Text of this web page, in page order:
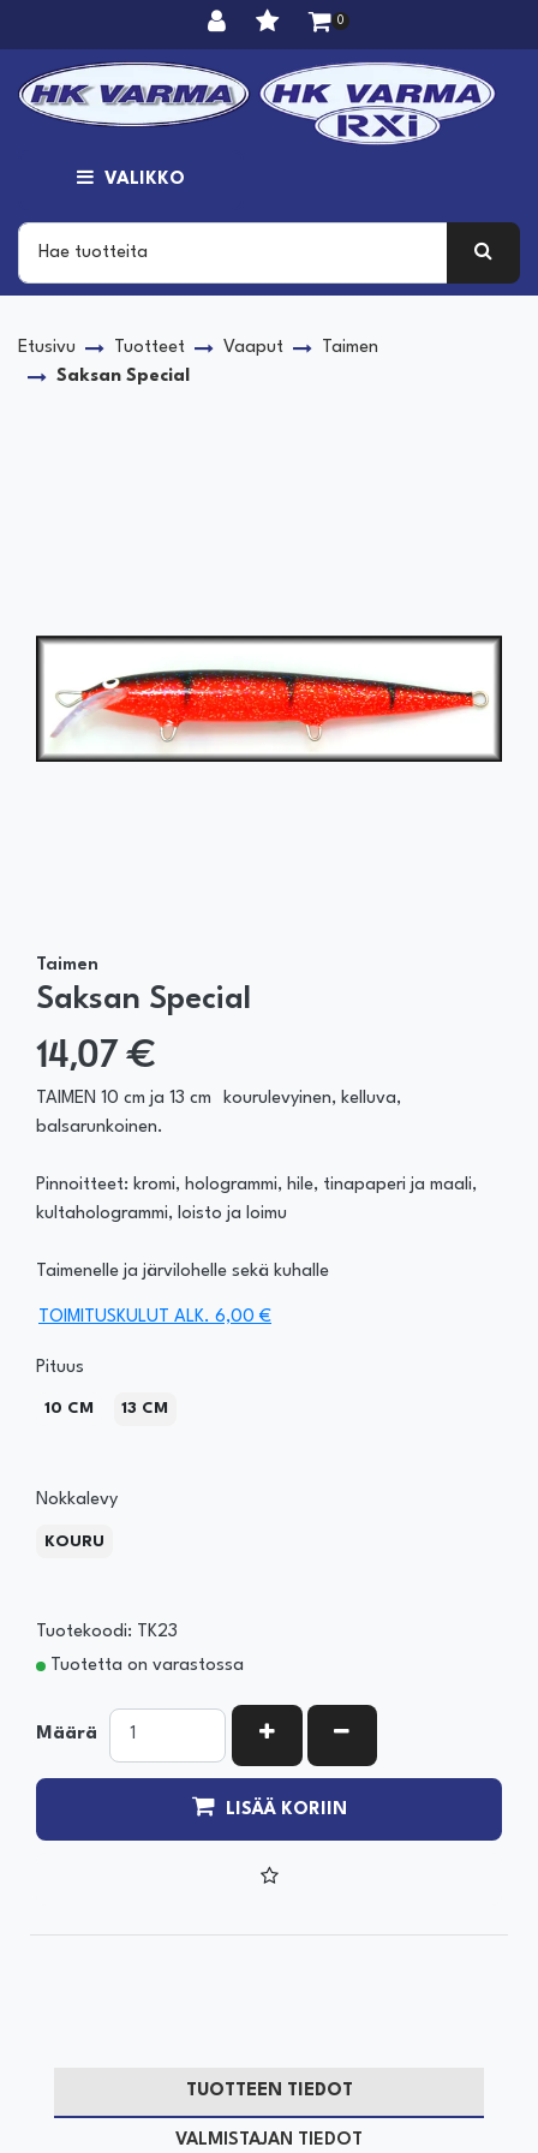
0
VALIKKO
Etusivu Tuotteet Vaaput
Taimen
Saksan Special
Taimen
Saksan Special
14,07 €
TAIMEN 10 cm ja 13 cm kourulevyinen, kelluva,
balsarunkoinen.
Pinnoitteet: kromi, hologrammi, hile, tinapaperi ja maali,
kultahologrammi, loisto ja loimu
Taimenelle ja järvilohelle sekä kuhalle
TOIMITUSKULUT ALK. 6,00 €
Pituus
10 CM 13 CM
Nokkalevy
KOURU
Tuotekoodi: TK23
Tuotetta on varastossa
Määrä KASVATA MÄÄRÄÄ
VÄHENNÄ MÄÄRÄÄ
LISÄÄ KORIIN
TUOTTEEN TIEDOT
VALMISTAJAN TIEDOT